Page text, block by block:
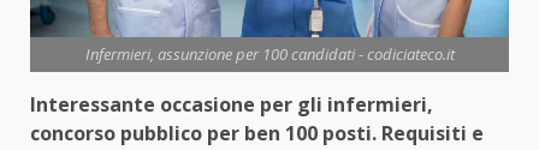
Infermieri, assunzione per 100 candidati - codiciateco.it
Interessante occasione per gli infermieri,
concorso pubblico per ben 100 posti. Requisiti e